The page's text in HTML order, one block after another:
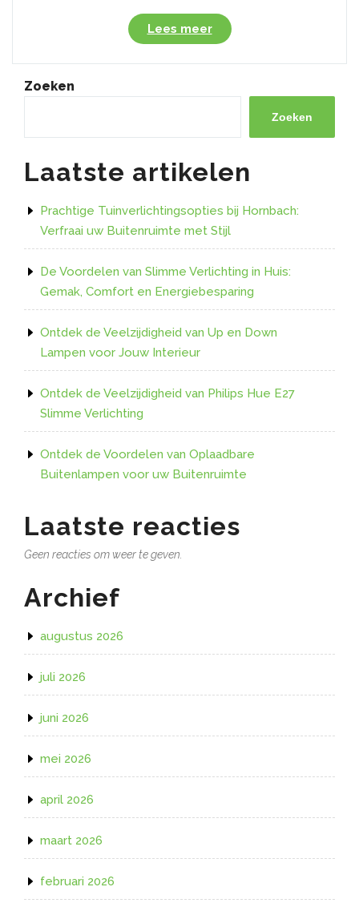
Lees meer“Ontdek
de
Veelzijdigheid
Conrad
Strips
Sfeervolle
Zoeken
Zoeken
Laatste artikelen
Prachtige Tuinverlichtingsopties bij Hornbach:
Verfraai uw Buitenruimte met Stijl
De Voordelen van Slimme Verlichting in Huis:
Gemak, Comfort en Energiebesparing
Ontdek de Veelzijdigheid van Up en Down
Lampen voor Jouw Interieur
Ontdek de Veelzijdigheid van Philips Hue E27
Slimme Verlichting
Ontdek de Voordelen van Oplaadbare
Buitenlampen voor uw Buitenruimte
Laatste reacties
Geen reacties om weer te geven.
Archief
augustus 2026
juli 2026
juni 2026
mei 2026
april 2026
maart 2026
februari 2026